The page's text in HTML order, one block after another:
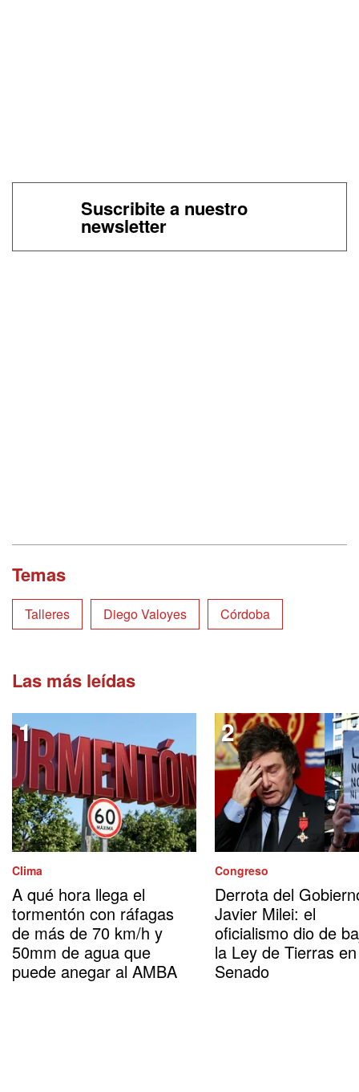
Suscribite a nuestro
newsletter
Temas
Talleres Diego Valoyes Córdoba
Las más leídas
Clima
A qué hora llega el
tormentón con ráfagas
de más de 70 km/h y
50mm de agua que
puede anegar al AMBA
Congreso
Derrota del
Javier Milei: el
oficialismo dio de
la Ley de Tierras
Senado